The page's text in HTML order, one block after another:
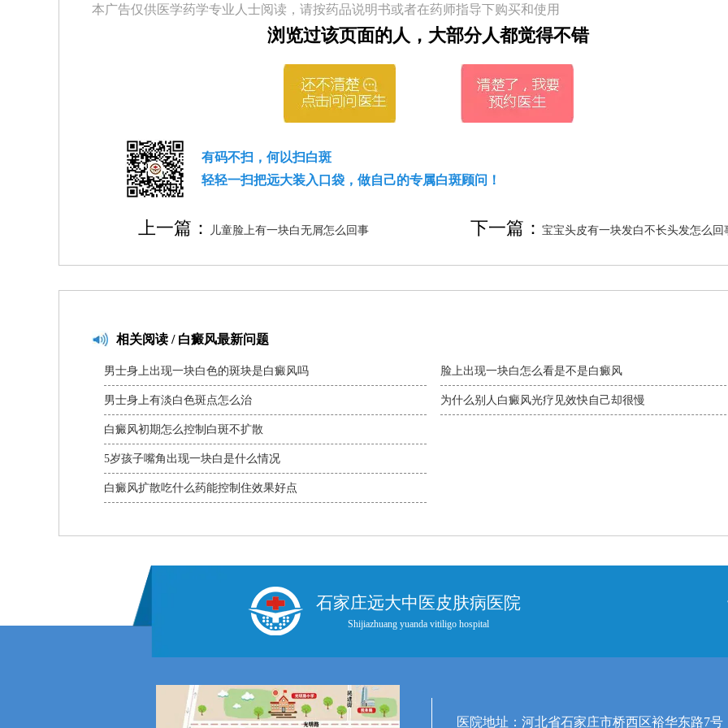
本广告仅供医学药学专业人士阅读，请按药品说明书或者在药师指导下购买和使用
浏览过该页面的人，大部分人都觉得不错
有码不扫，何以扫白斑
轻轻一扫把远大装入口袋，做自己的专属白斑顾问！
上一篇： 儿童脸上有一块白无屑怎么回事 下一篇：宝宝头皮有一块发白不长头发怎么回
相关阅读 / 白癜风最新问题
男士身上出现一块白色的斑块是白癜风吗
男士身上有淡白色斑点怎么治
白癜风初期怎么控制白斑不扩散
5岁孩子嘴角出现一块白是什么情况
白癜风扩散吃什么药能控制住效果好点
脸上出现一块白怎么看是不是白癜风
为什么别人白癜风光疗见效快自己却很慢
石家庄远大中医皮肤病医院
Shijiazhuang yuanda vitiligo hospital
医院地址：河北省石家庄市桥西区裕华东路7号